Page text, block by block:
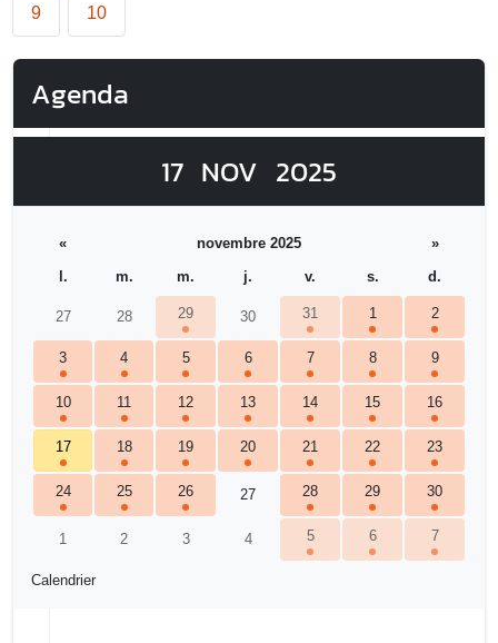
9 10
Agenda
17 NOV 2025
Calendrier
« novembre 2025
»
l.
m. m. j. v. s. d.
27 28 29 30 31 1 2
3 4 5 6 7 8 9
10 11 12 13 14 15 16
17 18 19 20 21 22 23
24 25 26 27 28 29 30
1 2 3 4 5 6 7